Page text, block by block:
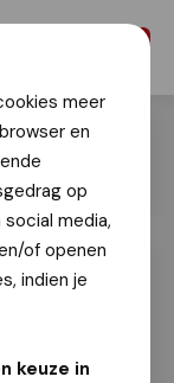
meer
en
op
media,
of openen
indien je
keuze in
van